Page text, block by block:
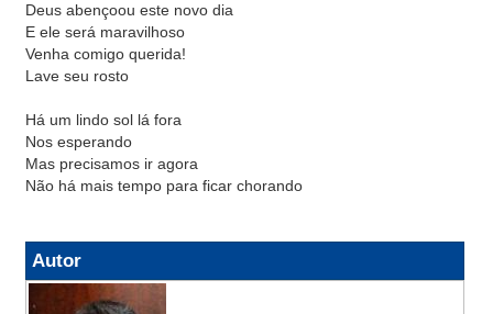
Deus abençoou este novo dia
E ele será maravilhoso
Venha comigo querida!
Lave seu rosto
Há um lindo sol lá fora
Nos esperando
Mas precisamos ir agora
Não há mais tempo para ficar chorando
Autor